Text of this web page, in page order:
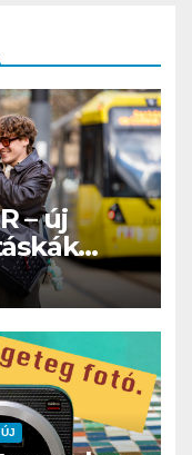
– új
ÚJ